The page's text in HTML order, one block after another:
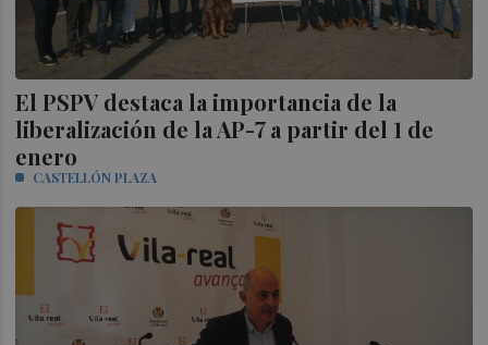
El PSPV destaca la importancia de la
liberalización de la AP-7 a partir del 1 de
enero
CASTELLÓN PLAZA